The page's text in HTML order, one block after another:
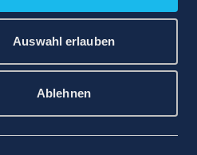
Auswahl erlauben
Ablehnen